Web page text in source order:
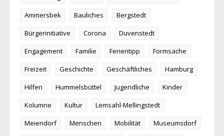
Ammersbek
Bauliches
Bergstedt
Bürgerinitiative
Corona
Duvenstedt
Engagement
Familie Ferientipp
Formsache
Freizeit
Geschichte Geschäftliches
Hamburg
Hilfen
Hummelsbüttel Jugendliche
Kinder
Kolumne
Kultur
Lemsahl-Mellingstedt
Meiendorf
Menschen Mobilität
Museumsdorf